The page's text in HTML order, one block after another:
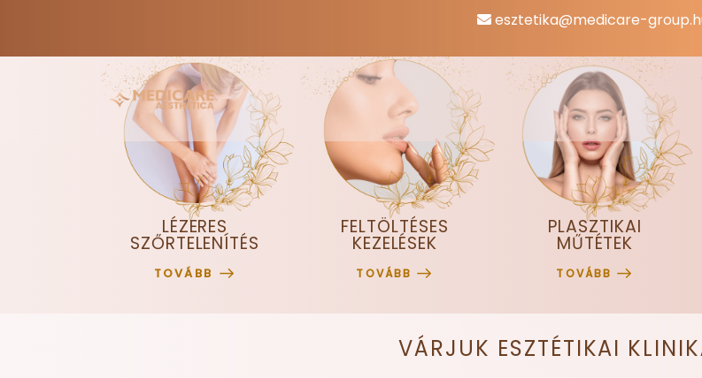
esztetika@medicare-
LÉZERES
SZŐRTELENÍTÉS
TOVÁBB
FELTÖLTÉSES
KEZELÉSEK
TOVÁBB
PLASZTIKAI
MŰTÉTEK
TOVÁBB
VÁRJUK ESZTÉTIKAI